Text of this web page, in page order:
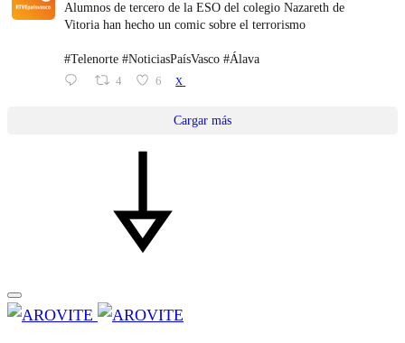
Alumnos de tercero de la ESO del colegio Nazareth de
Vitoria han hecho un comic sobre el terrorismo
#Telenorte #NoticiasPaísVasco #Álava
4 6 X
Cargar más